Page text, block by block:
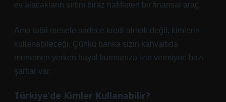
ev alacakların sırtını biraz hafifleten bir finansal araç.
Ama tabii mesele sadece kredi almak değil, kimlerin
kullanabileceği. Çünkü banka sizin kahvaltıda
menemen yerken hayal kurmanıza izin vermiyor; bazı
şartlar var.
Türkiye’de Kimler Kullanabilir?